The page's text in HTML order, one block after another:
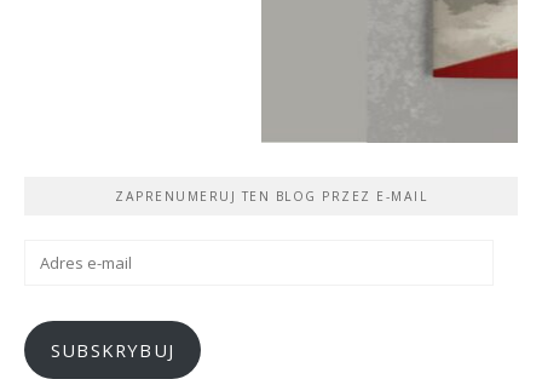
ZAPRENUMERUJ TEN BLOG PRZEZ E-MAIL
Adres
SUBSKRYBUJ